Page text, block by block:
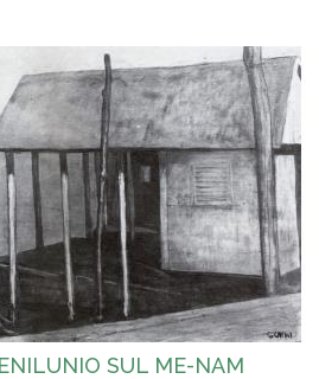
SUL ME-NAM